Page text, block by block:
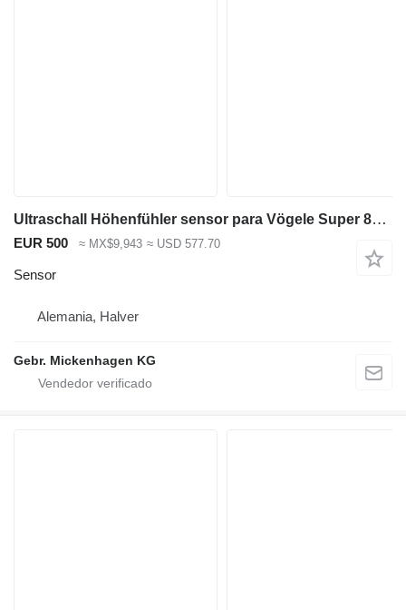
Ultraschall Höhenfühler sensor para Vögele Super 800 extendedora de asfalto
EUR 500 ≈ MX$9,943 ≈ USD 577.70
Sensor
Alemania, Halver
Gebr. Mickenhagen KG